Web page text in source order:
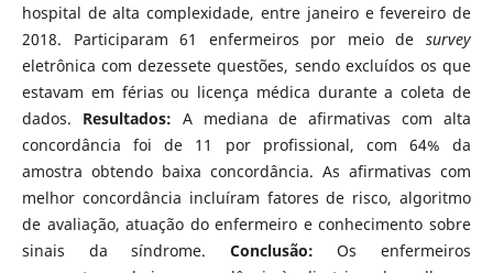
hospital de alta complexidade, entre janeiro e fevereiro de
2018. Participaram 61 enfermeiros por meio desurvey
eletrônica com dezessete questões, sendo excluídos os que
estavam em férias ou licença médica durante a coleta de
dados. Resultados: A mediana de afirmativas com alta
concordância foi de 11 por profissional, com 64% da
amostra obtendo baixa concordância. As afirmativas com
melhor concordância incluíram fatores de risco, algoritmo
de avaliação, atuação do enfermeiro e conhecimento sobre
sinais da síndrome. Conclusão: Os enfermeiros